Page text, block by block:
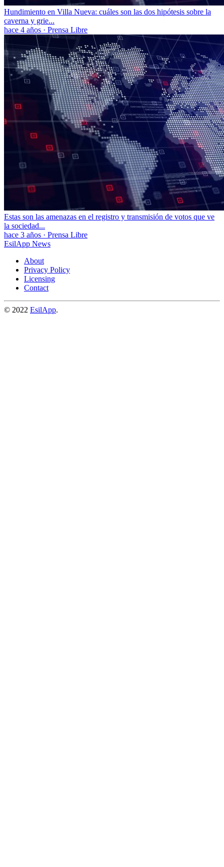
Hundimiento en Villa Nueva: cuáles son las dos hipótesis sobre la
caverna y grie...
hace 4 años · Prensa Libre
Estas son las amenazas en el registro y transmisión de votos que ve
la sociedad...
hace 3 años · Prensa Libre
EsilApp News
About
Privacy Policy
Licensing
Contact
© 2022 EsilApp.